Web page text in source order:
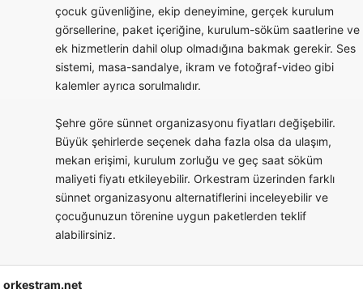
çocuk güvenliğine, ekip deneyimine, gerçek kurulum
görsellerine, paket içeriğine, kurulum-söküm saatlerine ve
ek hizmetlerin dahil olup olmadığına bakmak gerekir. Ses
sistemi, masa-sandalye, ikram ve fotoğraf-video gibi
kalemler ayrıca sorulmalıdır.
Şehre göre sünnet organizasyonu fiyatları değişebilir.
Büyük şehirlerde seçenek daha fazla olsa da ulaşım,
mekan erişimi, kurulum zorluğu ve geç saat söküm
maliyeti fiyatı etkileyebilir. Orkestram üzerinden farklı
sünnet organizasyonu alternatiflerini inceleyebilir ve
çocuğunuzun törenine uygun paketlerden teklif
alabilirsiniz.
orkestram.net